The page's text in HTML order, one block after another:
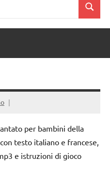
Cerca
per bambini della
testo italiano e francese,
e istruzioni di gioco